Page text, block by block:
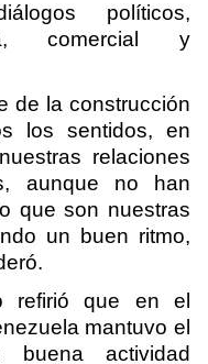
políticos,
comercial y
de la construcción
los sentidos, en
relaciones
aunque no han
que son nuestras
un buen ritmo,
refirió que en el
mantuvo el
actividad